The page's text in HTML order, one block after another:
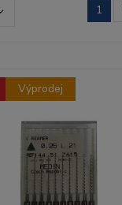
1
Výprodej